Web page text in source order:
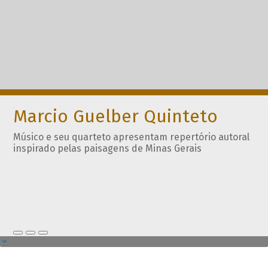
Marcio Guelber Quinteto
Músico e seu quarteto apresentam repertório autoral
inspirado pelas paisagens de Minas Gerais